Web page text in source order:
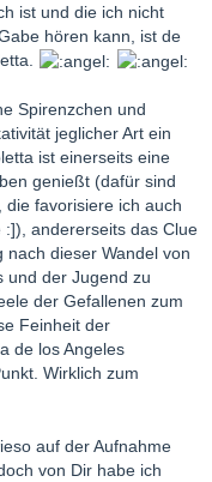
ist und die ich nicht
hören kann, ist de
Spirenzchen und
jeglicher Art ein
ist einerseits eine
genießt (dafür sind
die favorisiere ich auch
andererseits das Clue
dieser Wandel von
und der Jugend zu
der Gefallenen zum
Feinheit der
de los Angeles
Wirklich zum
auf der Aufnahme
von Dir habe ich